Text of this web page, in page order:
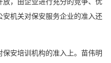
，由企业进行充分的竞争、优
机关对保安服务企业的准入还
安培训机构的准入上。苗伟明